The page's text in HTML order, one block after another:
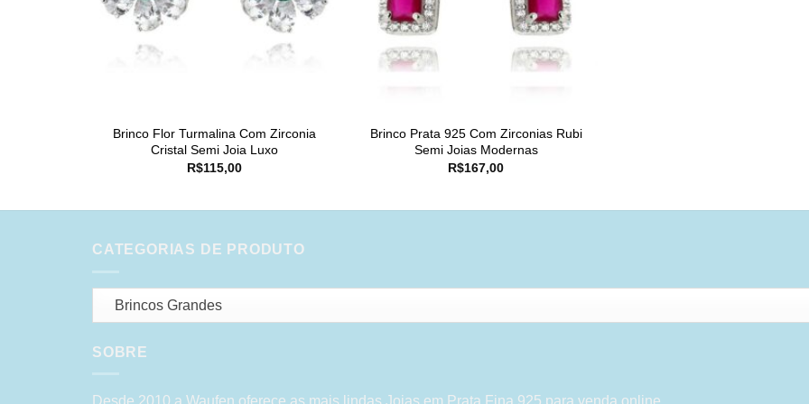
Brinco Flor Turmalina Com Zirconia
Cristal Semi Joia Luxo
R$115,00
Brinco Prata 925 Com Zirconias Rubi
Semi Joias Modernas
R$167,00
CATEGORIAS DE PRODUTO
Brincos Grandes
SOBRE
Desde 2010 a Waufen oferece as mais lindas Joias em Prata Fina 925 para venda online.